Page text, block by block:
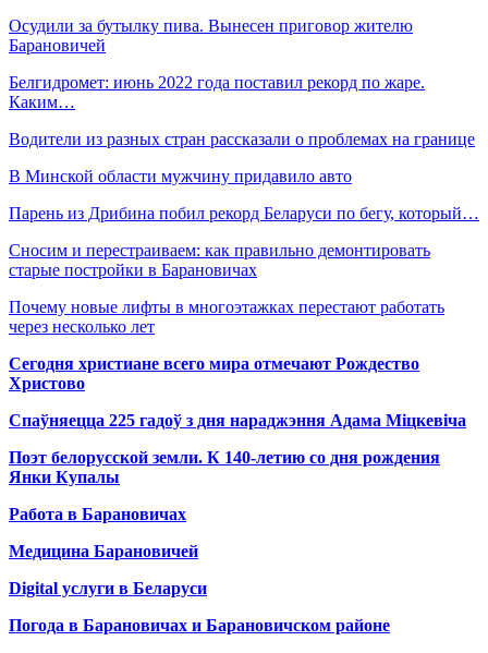
Осудили за бутылку пива. Вынесен приговор жителю
Барановичей
Белгидромет: июнь 2022 года поставил рекорд по жаре.
Каким…
Водители из разных стран рассказали о проблемах на границе
В Минской области мужчину придавило авто
Парень из Дрибина побил рекорд Беларуси по бегу, который…
Сносим и перестраиваем: как правильно демонтировать
старые постройки в Барановичах
Почему новые лифты в многоэтажках перестают работать
через несколько лет
Сегодня христиане всего мира отмечают Рождество
Христово
Спаўняецца 225 гадоў з дня нараджэння Адама Міцкевіча
Поэт белорусской земли. К 140-летию со дня рождения
Янки Купалы
Работа в Барановичах
Медицина Барановичей
Digital услуги в Беларуси
Погода в Барановичах и Барановичском районе